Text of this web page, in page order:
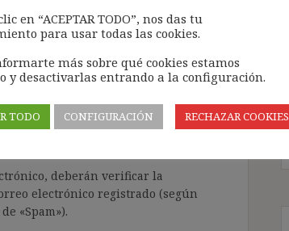
totalmente GRATUITA.
Artificial Generativa (IAG) con
sin ningún respeto por los
del blog únicamente a las
lleva unos segundos a través,
en la barra de MENÚ; o bien, en
BLOG».
deberán verificar la
electrónico registrado (según
«Spam»).
en “ACEPTAR TODO”, nos das tu
para usar todas las cookies.
más sobre qué cookies estamos
y desactivarlas entrando a la configuración.
TODO CONFIGURACIÓN RECHAZAR COOKIES